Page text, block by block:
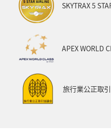
SKYTRAX 5
APEX WORLD
旅行業公正取